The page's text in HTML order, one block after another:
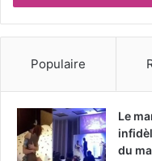
Populaire
Le
du